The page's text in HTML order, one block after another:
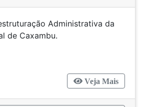
Administrativa da
de Caxambu.
Veja Mais